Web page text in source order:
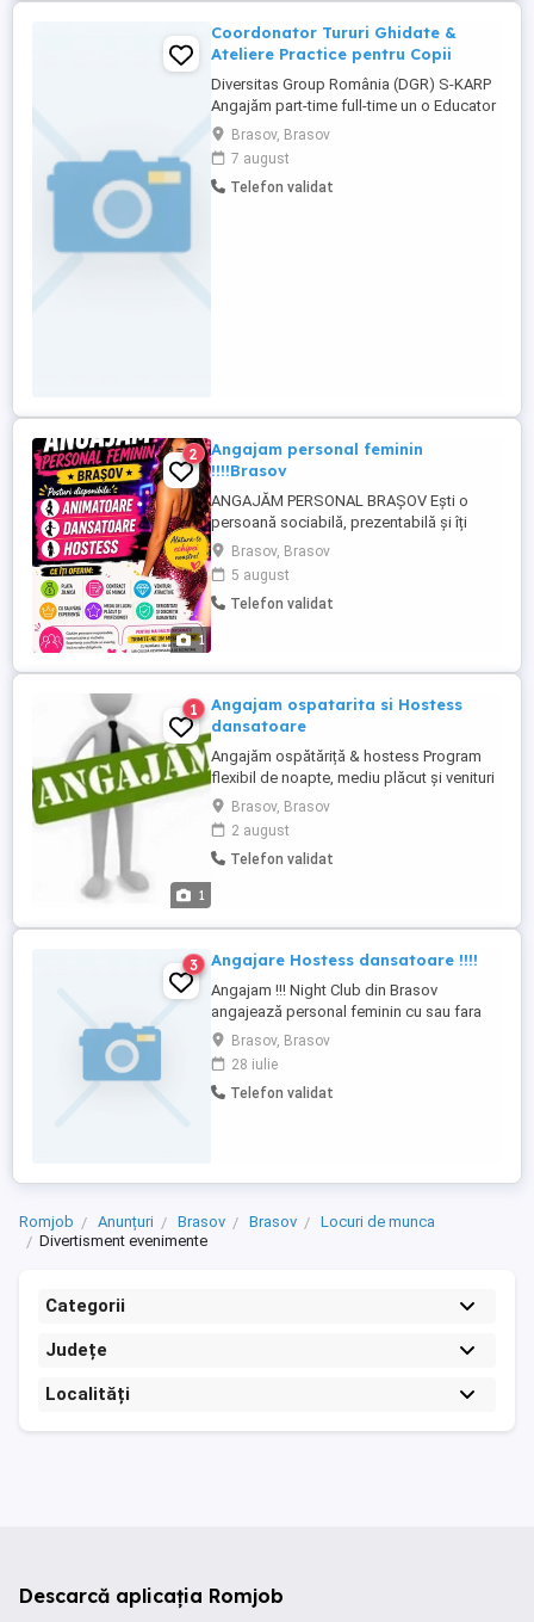
Coordonator Tururi Ghidate &
Ateliere Practice pentru Copii
Diversitas Group România (DGR) S-KARP
Angajăm part-time full-time un o Educator
Creativ Coordonator Tururi Ghidate &
Ateliere Practice pentru Copii La S-KARP,
alături de mascota noastră Skarpy,
transformăm fabrica într-o adevărată
Brasov, Brasov
7 august
Telefon validat
1
2
Angajam personal feminin
!!!!Brasov
ANGAJĂM PERSONAL BRAȘOV Ești o
persoană sociabilă, prezentabilă și îți
dorești un loc de muncă bine plătit?
Alătură-te echipei noastre! Posturi
disponibile: Animatoare Dansatoare
Hostess Acceptăm candidate cu sau fără
profesionist Seriozitate ...
Brasov, Brasov
5 august
Telefon validat
1
1
Angajam ospatarita si Hostess
dansatoare
Angajăm ospătăriță & hostess Program
flexibil de noapte, mediu plăcut și venituri
atractive. Sună pentru detalii!
Brasov, Brasov
2 august
Telefon validat
3 Angajare Hostess dansatoare !!!!
Angajam !!! Night Club din Brasov
angajează personal feminin cu sau fara
experienta pentru postul de : Dansatoare
și hostess Cerinte : Abilitati de comunicare
aspect fizic placut cunoasterea unei limbi
straine este un avantaj, dar nu este
Brasov, Brasov
28 iulie
Telefon validat
Romjob Anunțuri Brasov Brasov
Locuri de munca
Divertisment evenimente
Categorii
Județe
Localități
Descarcă aplicația Romjob